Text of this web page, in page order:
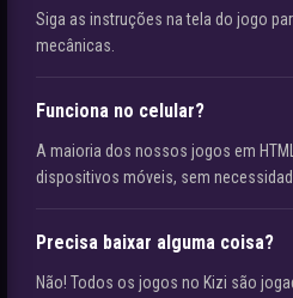
Siga as instruções na tela do jogo
mecânicas.
Funciona no celular?
A maioria dos nossos jogos em
dispositivos móveis, sem
Precisa baixar alguma coisa?
Não! Todos os jogos no Kizi são